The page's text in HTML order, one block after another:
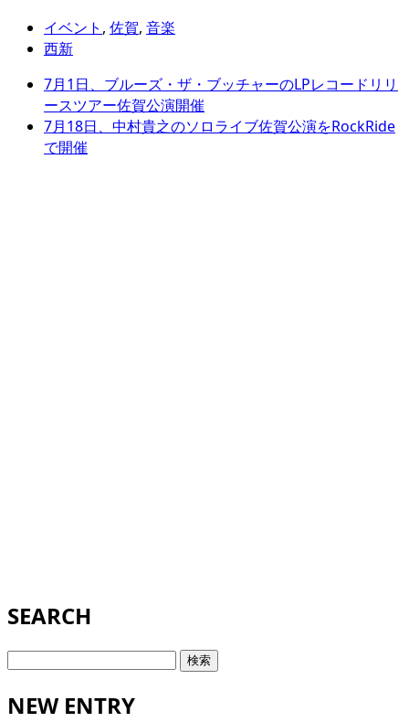
イベント , 佐賀, 音楽
西新
7月1日、ブルーズ・ザ・ブッチャーのLPレコードリリ
ースツアー佐賀公演開催
7月18日、中村貴之のソロライブ佐賀公演をRockRide
で開催
SEARCH
検
NEW ENTRY